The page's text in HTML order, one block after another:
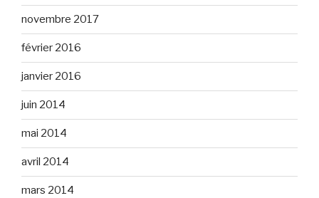
novembre 2017
février 2016
janvier 2016
juin 2014
mai 2014
avril 2014
mars 2014